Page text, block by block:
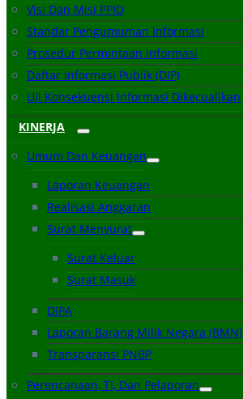
Visi Dan Misi PPID
Standar Pengumuman Informasi
Prosedur Permintaan Informasi
Daftar Informasi Publik (DIP)
Uji Konsekuensi Informasi Dikecualikan
KINERJA
Umum Dan Keuangan
Laporan Keuangan
Realisasi Anggaran
Surat Menyurat
Surat Keluar
Surat Masuk
DIPA
Laporan Barang Milik Negara (BMN)
Transparansi PNBP
Perencanaan, TI, Dan Pelaporan